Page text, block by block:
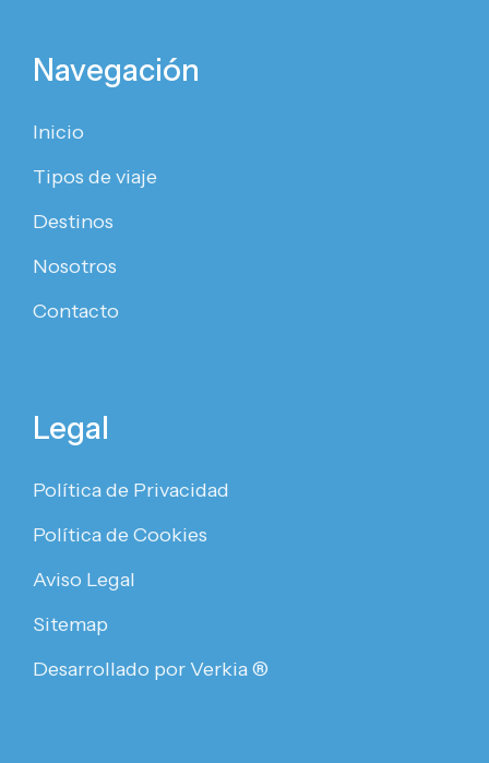
Navegación
Inicio
Tipos de viaje
Destinos
Nosotros
Contacto
Legal
Política de Privacidad
Política de Cookies
Aviso Legal
Sitemap
Desarrollado por Verkia ®